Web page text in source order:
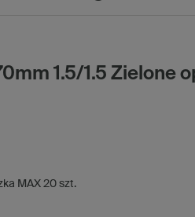
1.5/1.5 Zielone
MAX 20 szt.